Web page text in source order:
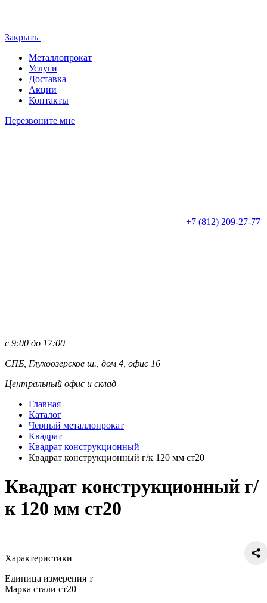
Закрыть
Металлопрокат
Услуги
Доставка
Акции
Контакты
Перезвоните мне
+7 (812) 209-27-77
с 9:00 до 17:00
СПБ, Глухоозерское ш., дом 4, офис 16
Центральный офис и склад
Главная
Каталог
Черный металлопрокат
Квадрат
Квадрат конструкционный
Квадрат конструкционный г/к 120 мм cт20
Квадрат конструкционный г/
к 120 мм cт20
Характеристики
Единица измерения т
Марка стали ст20